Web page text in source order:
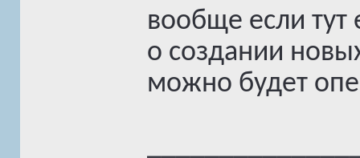
вообще если тут
о создании
можно будет